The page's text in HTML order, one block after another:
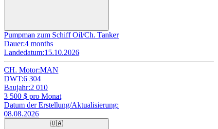
Pumpman zum Schiff Oil/Ch. Tanker
Dauer:4 months
Landedatum:15.10.2026
CH. Motor:MAN
DWT:6 304
Baujahr:2 010
3 500 $ pro Monat
Datum der Erstellung/Aktualisierung:
08.08.2026
🇺🇦